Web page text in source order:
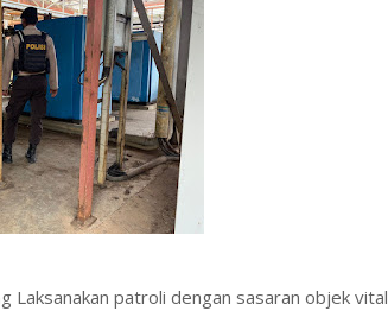
patroli dengan sasaran objek vital